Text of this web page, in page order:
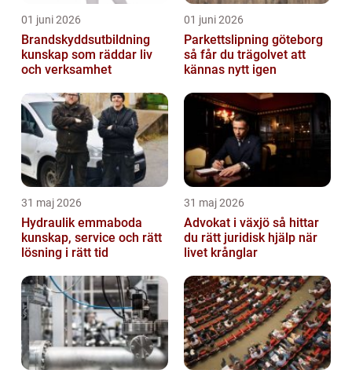
01 juni 2026
Brandskyddsutbildning
kunskap som räddar liv
och verksamhet
01 juni 2026
Parkettslipning göteborg
så får du trägolvet att
kännas nytt igen
31 maj 2026
Hydraulik emmaboda
kunskap, service och rätt
lösning i rätt tid
31 maj 2026
Advokat i växjö så hittar
du rätt juridisk hjälp när
livet krånglar